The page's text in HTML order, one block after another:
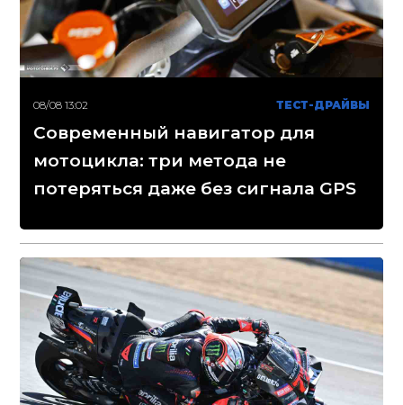
08/08 13:02 ТЕСТ-ДРАЙВЫ
Современный навигатор для
мотоцикла: три метода не
потеряться даже без сигнала GPS